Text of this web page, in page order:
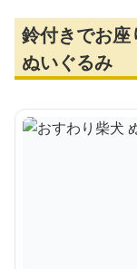
鈴付きでお
ぬいぐるみ